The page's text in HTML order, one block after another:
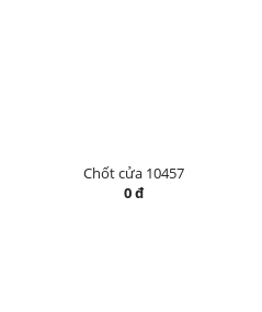
Chốt cửa 10457
0 đ